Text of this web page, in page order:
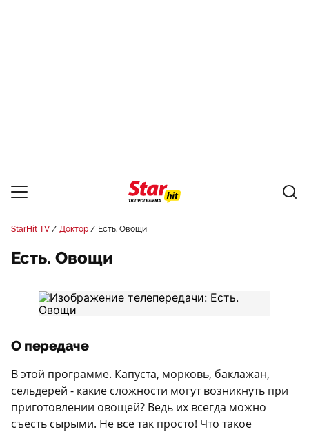
StarHit TV Доктор Есть. Овощи
Есть. Овощи
О передаче
В этой программе. Капуста, морковь, баклажан,
сельдерей - какие сложности могут возникнуть при
приготовлении овощей? Ведь их всегда можно
съесть сырыми. Не все так просто! Что такое